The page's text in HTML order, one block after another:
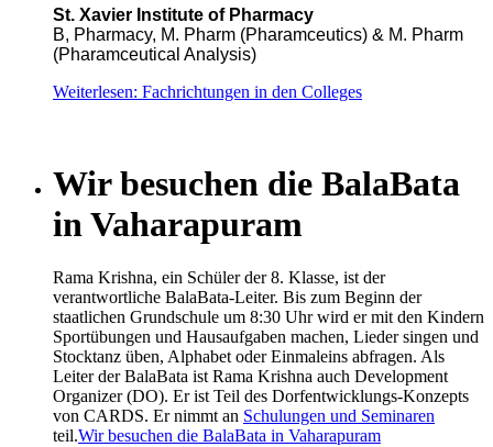
St. Xavier Institute of Pharmacy
B, Pharmacy, M. Pharm (Pharamceutics) & M. Pharm
(Pharamceutical Analysis)
Weiterlesen: Fachrichtungen in den Colleges
Wir besuchen die BalaBata
in Vaharapuram
Rama Krishna, ein Schüler der 8. Klasse, ist der
verantwortliche BalaBata-Leiter. Bis zum Beginn der
staatlichen Grundschule um 8:30 Uhr wird er mit den Kindern
Sportübungen und Hausaufgaben machen, Lieder singen und
Stocktanz üben, Alphabet oder Einmaleins abfragen. Als
Leiter der BalaBata ist Rama Krishna auch Development
Organizer (DO). Er ist Teil des Dorfentwicklungs-Konzepts
von CARDS. Er nimmt an Schulungen und Seminaren
teil.Wir besuchen die BalaBata in Vaharapuram